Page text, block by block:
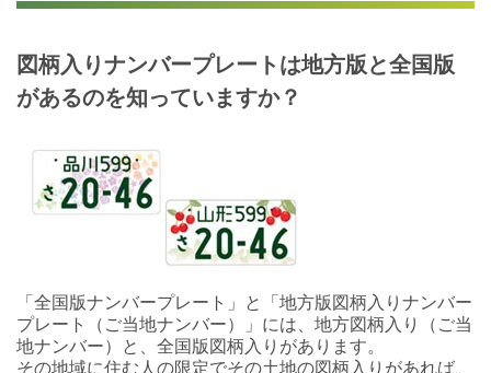
図柄入りナンバープレートは地方版と全国版
があるのを知っていますか？
「全国版ナンバープレート」と「地方版図柄入りナンバー
プレート（ご当地ナンバー）」には、地方図柄入り（ご当
地ナンバー）と、全国版図柄入りがあります。